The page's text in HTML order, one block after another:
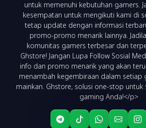
untuk memenuhi kebutuhan gamers.
kesempatan untuk mengikuti kami di
tetap update dengan informasi
promo-promo menarik lainnya.
komunitas gamers terbesar dan
Ghstore! Jangan Lupa Follow Sosial
info dan promo menarik yang akan
menambah kegembiraan dalam setiap
mainkan. Ghstore, solusi one-stop untuk
gaming Anda!</p>